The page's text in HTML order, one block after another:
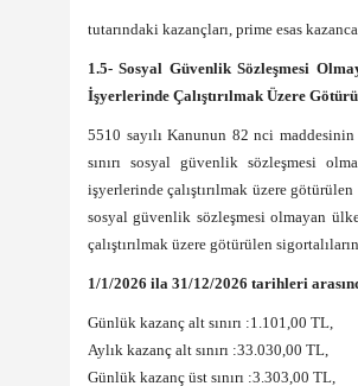
tutarındaki kazançları, prime esas
1.5- Sosyal Güvenlik Sözleşmesi
İşyerlerinde Çalıştırılmak Üzere
5510 sayılı Kanunun 82 nci
sınırı sosyal güvenlik sözleşmesi
işyerlerinde çalıştırılmak üzere
sosyal güvenlik sözleşmesi olmayan
çalıştırılmak üzere götürülen
1/1/2026 ila 31/12/2026 tarihleri
Günlük kazanç alt sınırı :1.101,00 TL,
Aylık kazanç alt sınırı :33.030,00 TL,
Günlük kazanç üst sınırı :3.303,00 TL,